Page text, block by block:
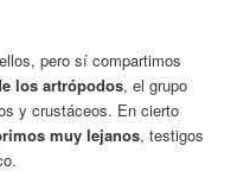
pero sí compartimos
los artrópodos, el grupo
y crustáceos. En cierto
muy lejanos, testigos